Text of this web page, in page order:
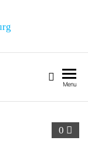
Menu
0